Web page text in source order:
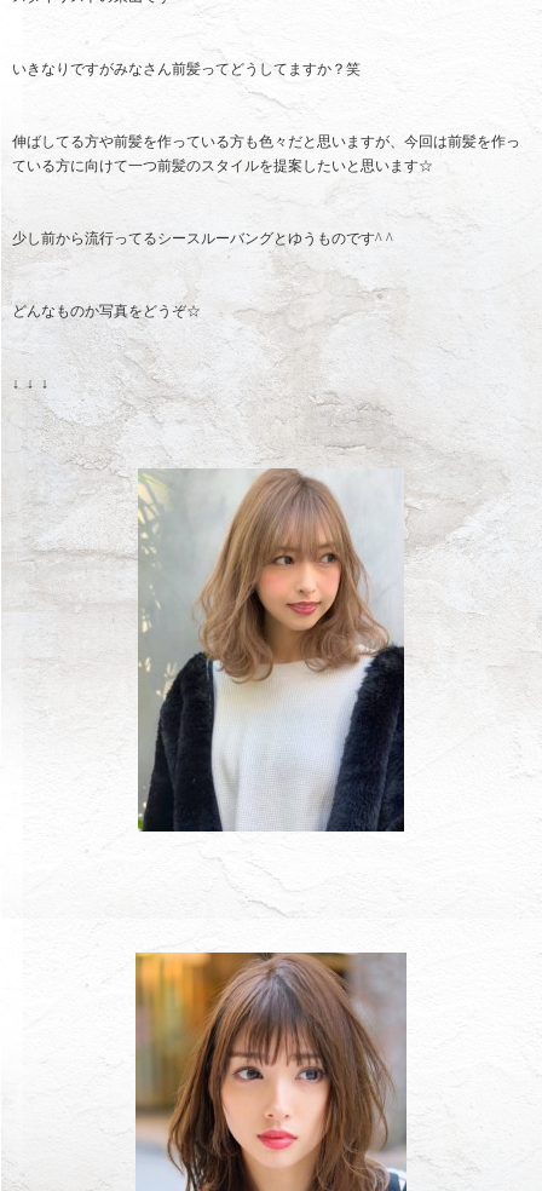
いきなりですがみなさん前髪ってどうしてますか？笑
伸ばしてる方や前髪を作っている方も色々だと思いますが、今回は前髪を作っ
ている方に向けて一つ前髪のスタイルを提案したいと思います☆
少し前から流行ってるシースルーバングとゆうものです^ ^
どんなものか写真をどうぞ☆
↓ ↓ ↓